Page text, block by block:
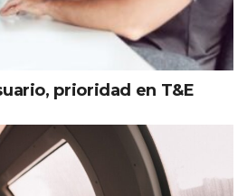
prioridad en T&E